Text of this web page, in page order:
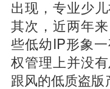
出现，专业少
其次，近两年
些低幼IP形象
权管理上并没
跟风的低质盗版